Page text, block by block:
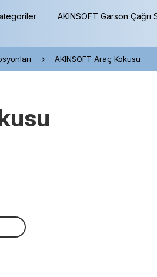
AKINSOFT Garson Çağrı
AKINSOFT Araç Kokusu